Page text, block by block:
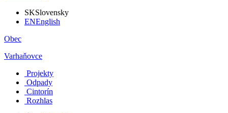
SKSlovensky
ENEnglish
Obec
Varhaňovce
Projekty
Odpady
Cintorín
Rozhlas